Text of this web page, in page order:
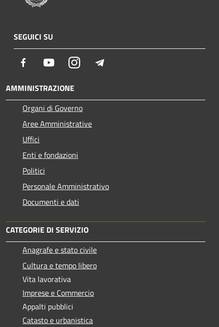
SEGUICI SU
Facebook YoutubeInstagram
AMMINISTRAZIONE
Organi di Governo
Aree Amministrative
Uffici
Enti e fondazioni
Politici
Personale Amministrativo
Documenti e dati
CATEGORIE DI SERVIZIO
Anagrafe e stato civile
Cultura e tempo libero
Vita lavorativa
Imprese e Commercio
Appalti pubblici
Catasto e urbanistica